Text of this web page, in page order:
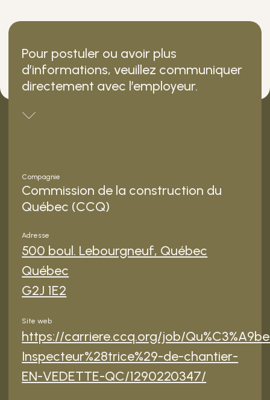
Pour postuler ou avoir plus
d’informations, veuillez communiquer
directement avec l’employeur.
Compagnie
Commission de la construction du
Québec (CCQ)
Adresse
500 boul. Lebourgneuf, Québec
Québec
G2J 1E2
Site web
https://carriere.ccq.org/job/
Inspecteur%28trice%29-de-chantier-
EN-VEDETTE-QC/1290220347/